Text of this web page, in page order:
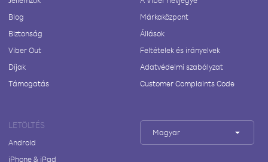
Blog
Biztonság
Viber Out
Díjak
Támogatás
Márkaközpont
Állások
Feltételek és irányelvek
Adatvédelmi szabályzat
Customer Complaints Code
LETÖLTÉS
Android
iPhone & iPad
Magyar